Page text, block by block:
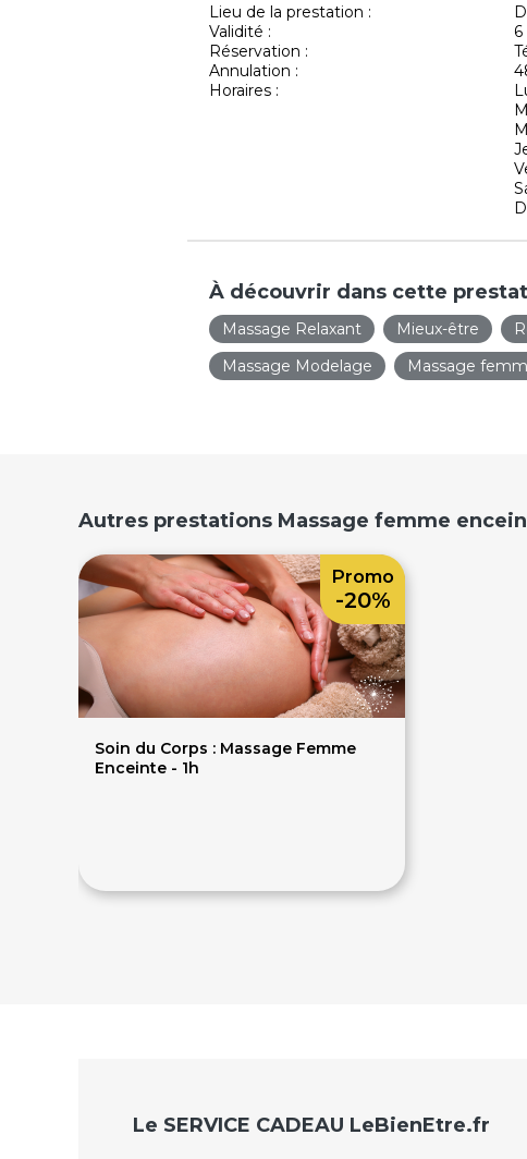
Lieu de la prestation :
Validité :
Réservation :
Annulation :
Horaires :
À découvrir dans cette
Massage Relaxant Mieux-être
Massage Modelage
Massage
Autres prestations Massage femme
Soin du Corps : Massage Femme
Enceinte - 1h
Promo
-20%
Le SERVICE CADEAU LeBienEtre.fr